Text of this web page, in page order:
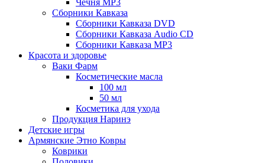
Чечня MP3
Сборники Кавказа
Сборники Кавказа DVD
Сборники Кавказа Audio CD
Сборники Кавказа MP3
Красота и здоровье
Ваки Фарм
Косметические масла
100 мл
50 мл
Косметика для ухода
Продукция Наринэ
Детские игры
Армянские Этно Ковры
Коврики